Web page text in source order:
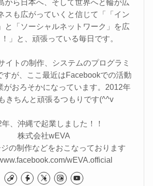
から日本へ、そして世界へと輪が広
スも広がっていくと信じて「「イン
と「ソーシャルネットワーク」を広
」と、頑張っている毎日です。
イトの制作、システムのプログラミ
すが、ここ最近はFacebookでの活動
がおろそかになっています。2012年
きちんと頑張るつもりです(^^v
年、沖縄で起業しました！！
株式会社wEVA
の制作などをおこなっております
wEVA.official